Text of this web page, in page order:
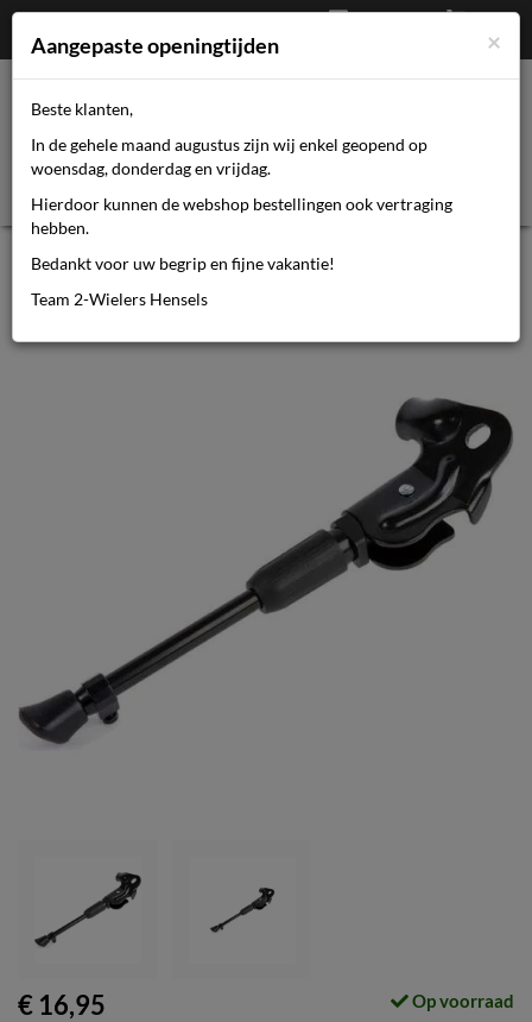
€0,00
Afrekenen
Mijn account
Mirage standaard verstelbaar
achteras
€ 16,95 Op voorraad
×
Aangepaste openingtijden
Beste klanten,
In de gehele maand augustus zijn wij enkel geopend op
woensdag, donderdag en vrijdag.
Hierdoor kunnen de webshop bestellingen ook vertraging
hebben.
Bedankt voor uw begrip en fijne vakantie!
Team 2-Wielers Hensels